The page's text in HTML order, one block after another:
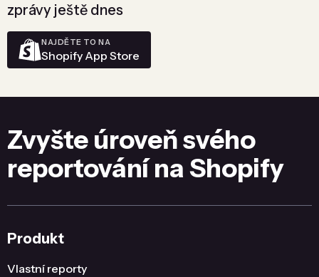
zprávy ještě dnes
NAJDĚTE TO NA
Shopify App Store
Zvyšte úroveň svého
reportování na Shopify
Produkt
Vlastní reporty